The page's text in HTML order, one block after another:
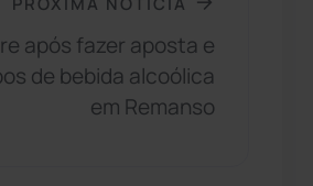
após fazer aposta e
de bebida alcoólica
em Remanso